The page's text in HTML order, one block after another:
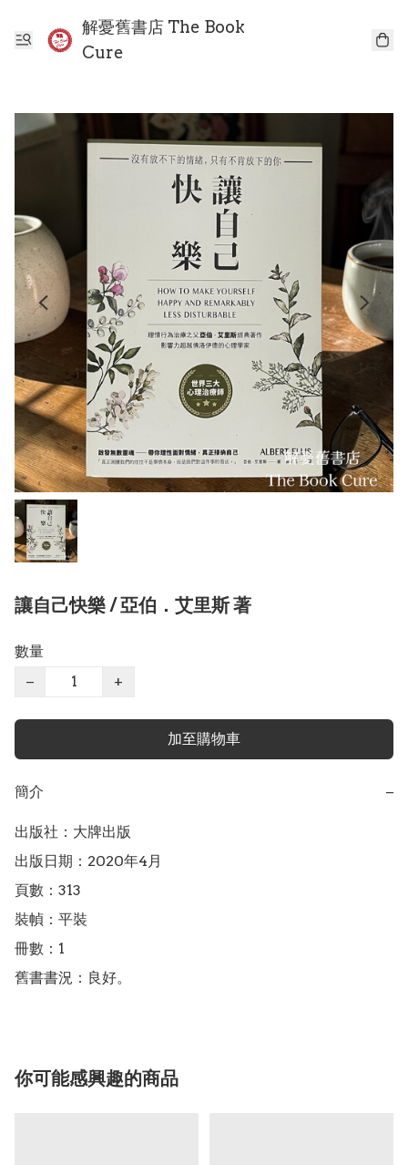
解憂舊書店 The Book
Cure
讓自己快樂 / 亞伯．艾里斯 著
數量
−
+
加至購物車
簡介 −
出版社：大牌出版
出版日期：2020年4月
頁數：313
裝幀：平裝
冊數：1
舊書書況：良好。
你可能感興趣的商品